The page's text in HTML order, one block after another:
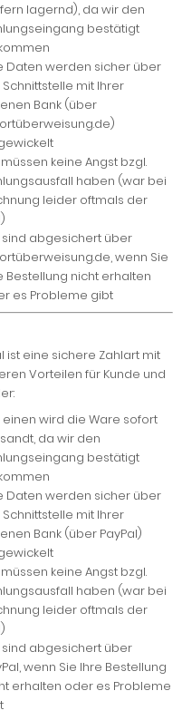
lagernd), da wir den
bestätigt
Daten werden sicher über
mit Ihrer
Bank (über
keine Angst bzgl.
haben (war bei
leider oftmals der
sind abgesichert über
wenn Sie
Bestellung nicht erhalten
es Probleme gibt
ist eine sichere Zahlart mit
Vorteilen für Kunde und
einen wird die Ware sofort
da wir den
bestätigt
Daten werden sicher über
mit Ihrer
Bank (über PayPal)
keine Angst bzgl.
haben (war bei
leider oftmals der
sind abgesichert über
wenn Sie Ihre Bestellung
erhalten oder es Probleme